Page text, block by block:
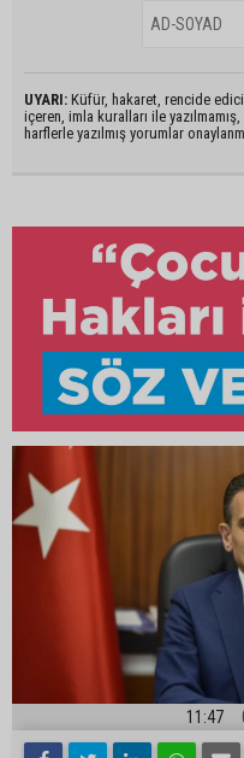
UYARI: Küfür, hakaret, rencide
içeren, imla kuralları ile
harflerle yazılmış yorumlar
11:47